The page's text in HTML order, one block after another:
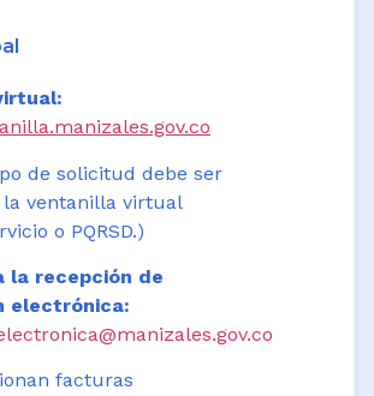
de solicitud debe ser
la ventanilla virtual
o PQRSD.)
la recepción de
electrónica:
facturas